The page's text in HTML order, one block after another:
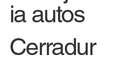
Cerrajer
ia autos